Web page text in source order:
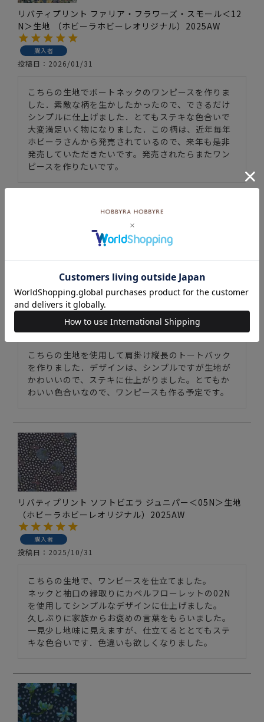
リバティプリント ファリア・フラワーズ・スモール＜12
N＞生地 （ホビーラホビーレオリジナル）2025AW
購入者
投稿日 2026/01/31
こちらの生地でボートネックのワンピースを作りま
した．素敵な柄を生かしたかったので、できるだけ
シンプルに仕上げました．とてもステキな色合いで
大変満足いく物になりました．この柄は、近年毎年
ホビーラさんから発売されているので、来年も是非
発売していただきたいです。発売されたらまたワン
ピースを作りたいです。
リバティプリント ソフトビエラ ジュニパー＜07BL＞生
地 （ホビーラホビーレオリジナル）2025AW
購入者
2025/11/05
こちらの生地を使用して肩掛け縦長のトートバック
を作りました．デザインは、シンプルですが生地が
かわいいので、ステキに仕上がりました。とてもか
わいい色合いなので、ワンピースも作る予定です。
リバティプリント ソフトビエラ ジュニパー＜05N＞生地
（ホビーラホビーレオリジナル）2025AW
購入者
投稿日 2025/10/31
こちらの生地で、ワンピースを仕立てました。
ネックと袖口の縁取りにカペルフローレットの02N
を使用してシンプルなデザインに仕上げました。
久しぶりに家族からお褒めの言葉をもらいました。
一見少し地味に見えますが、仕立てるととてもステ
キな色合いです．色違いも欲しくなりました。